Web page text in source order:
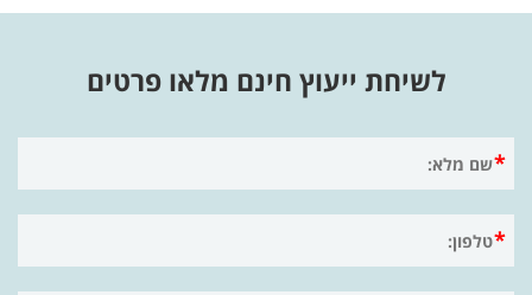
לשיחת ייעוץ חינם מלאו פרטים